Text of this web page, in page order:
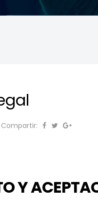
Compartir:
Y